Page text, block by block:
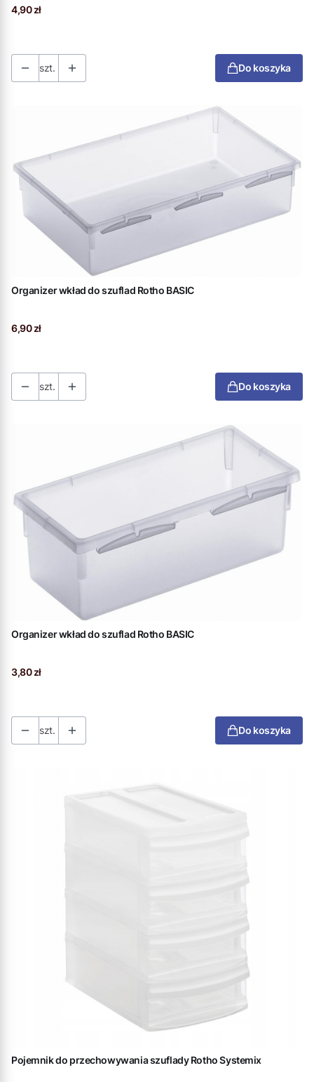
Cena
4,90 zł
szt. Do koszyka
Organizer wkład do szuflad Rotho BASIC
Cena
6,90 zł
szt. Do koszyka
Organizer wkład do szuflad Rotho BASIC
Cena
3,80 zł
szt. Do koszyka
Pojemnik do przechowywania szuflady Rotho Systemix